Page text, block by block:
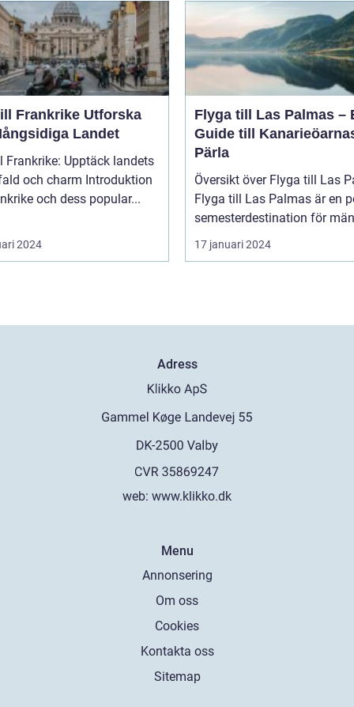
Utforska
Landet
Frankrike: Upptäck landets
charm Introduktion
och dess popular...
2024
Flyga till Las Palmas –
Guide till
Pärla
Översikt över Flyga till Las
Flyga till Las Palmas är en
semesterdestination för
17 januari 2024
Adress
web: www.klikko.dk
Menu
Annonsering
Om oss
Cookies
Kontakta oss
Sitemap